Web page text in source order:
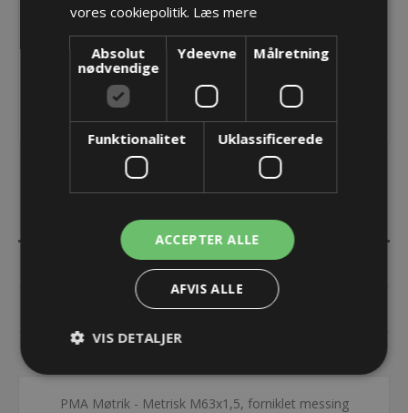
KØB
BESKRIVELSE
SPECIFIKATIONER
DOKUMENTER
PMA Møtrik - Metrisk M63x1,5, forniklet messing
vores cookiepolitik. Læs mere
Absolut
nødvendige
Ydeevne Målretning
Funktionalitet Uklassificerede
ACCEPTER ALLE
AFVIS ALLE
VIS DETALJER